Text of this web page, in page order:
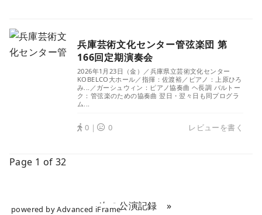
powered by Advanced iFrame